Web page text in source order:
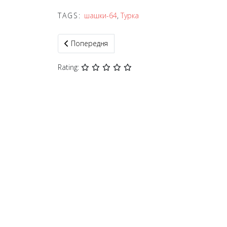
TAGS: шашки-64, Турка
Попередня стаття: У Вінниці відбувся чемпіонат
Попередня
Rating: